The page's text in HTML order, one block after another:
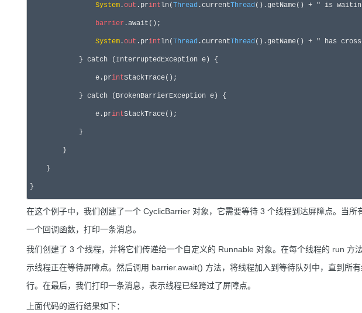
System .out .println(Thread .currentThread ().getName() + " is
barrier .await();
System .out .println(Thread .currentThread ().getName() + " has
            } catch (InterruptedException e) {
                e.pr
intStackTrace();
            } catch (BrokenBarrierException e) {
                e.pr
intStackTrace();
            }
        }
    }
}
在这个例子中，我们创建了一个 CyclicBarrier 对象，它需要等待 3 个线程到达屏障点。当所
一个回调函数，打印一条消息。
我们创建了 3 个线程，并将它们传递给一个自定义的 Runnable 对象。在每个线程的 run 方
示线程正在等待屏障点。然后调用 barrier.await() 方法，将线程加入到等待队列中，直到所
行。在最后，我们打印一条消息，表示线程已经跨过了屏障点。
上面代码的运行结果如下：